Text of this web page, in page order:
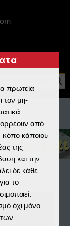
»
πρωτεία
τον μη-
από
κόπο κάποιου
της
και την
δε κάθε
το
όχι μόνο